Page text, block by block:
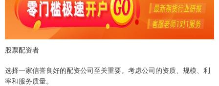
股票配资者
选择一家信誉良好的配资公司至关重要。考虑公司的资质、规模、利
率和服务质量。